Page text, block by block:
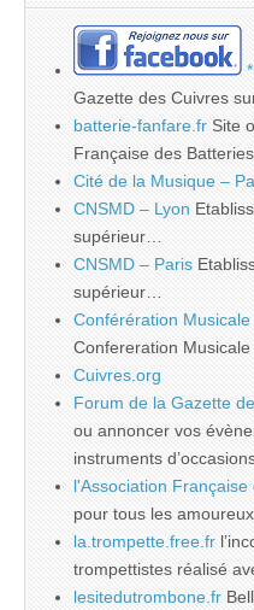
Gazette des Cuivres
batterie-fanfare.fr Site
Française des
Cité de la Musique –
CNSMD – Lyon
supérieur…
CNSMD – Paris
supérieur…
Conférération
Confereration
Cuivres.org
Forum de la Gazette
ou annoncer vos
instruments
l'Association Française
pour tous les
la.trompette.free.fr
trompettistes réalisé
lesitedutrombone.fr